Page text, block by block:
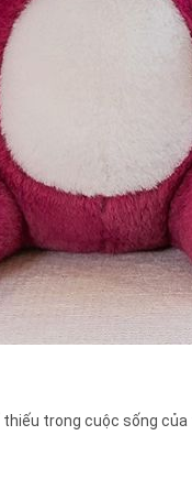
trong cuộc sống của